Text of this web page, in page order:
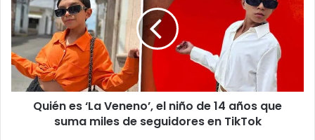
Veneno’,
el
niño
de
14
años
Quién es ‘La Veneno’, el niño de 14 años que
suma miles de seguidores en TikTok